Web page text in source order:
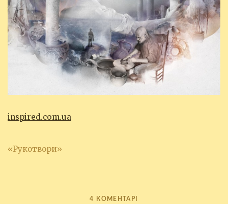
inspired.com.ua
«Рукотвори»
4 КОМЕНТАРІ